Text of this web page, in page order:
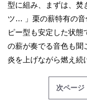
型に組み、まずは、
ツ… 」栗の薪特有の音
ピー型も安定した状
の薪が奏でる音色も聞
炎を上げながら燃え続
次ペー